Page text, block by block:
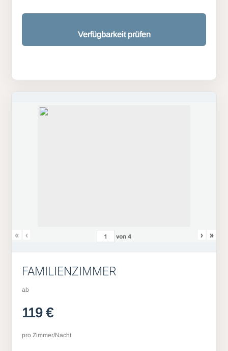
Verfügbarkeit prüfen
« ‹ von4 › »
FAMILIENZIMMER
ab
119 €
pro Zimmer/Nacht